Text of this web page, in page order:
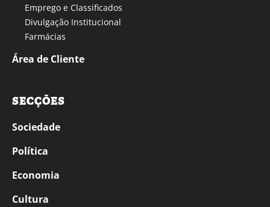
Emprego e Classificados
Divulgação Institucional
Farmácias
Área de Cliente
SECÇÕES
Sociedade
Política
Economia
Cultura